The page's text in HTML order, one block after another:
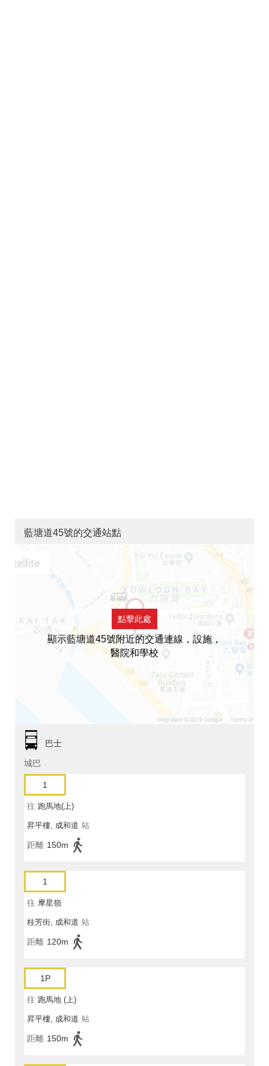
藍塘道45號的交通站點
點擊此處
顯示藍塘道45號附近的交通連線，設施，
醫院和學校
巴士
城巴
1
往 跑馬地(上)
昇平樓, 成和道 站
距離 150m
1
往 摩星嶺
桂芳街, 成和道 站
距離 120m
1P
往 跑馬地 (上)
昇平樓, 成和道 站
距離 150m